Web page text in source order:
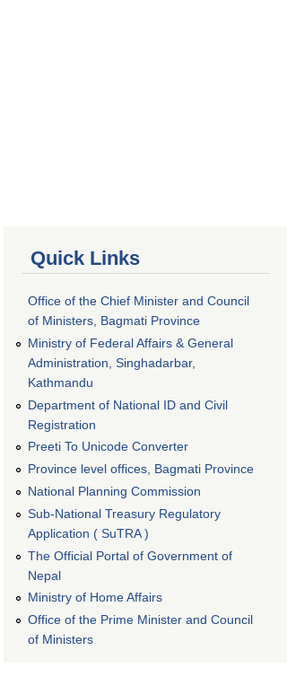
Quick Links
Office of the Chief Minister and Council
of Ministers, Bagmati Province
Ministry of Federal Affairs & General
Administration, Singhadarbar,
Kathmandu
Department of National ID and Civil
Registration
Preeti To Unicode Converter
Province level offices, Bagmati Province
National Planning Commission
Sub-National Treasury Regulatory
Application ( SuTRA )
The Official Portal of Government of
Nepal
Ministry of Home Affairs
Office of the Prime Minister and Council
of Ministers